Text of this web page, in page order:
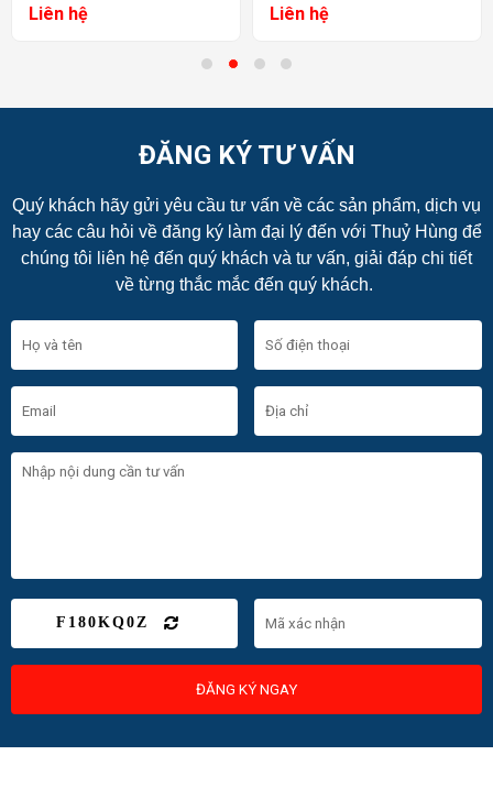
Liên hệ Liên hệ
ĐĂNG KÝ TƯ VẤN
Quý khách hãy gửi yêu cầu tư vấn về các sản phẩm, dịch vụ
hay các câu hỏi về đăng ký làm đại lý đến với Thuỷ Hùng để
chúng tôi liên hệ đến quý khách và tư vấn, giải đáp chi tiết
về từng thắc mắc đến quý khách.
F180KQ0Z
ĐĂNG KÝ NGAY